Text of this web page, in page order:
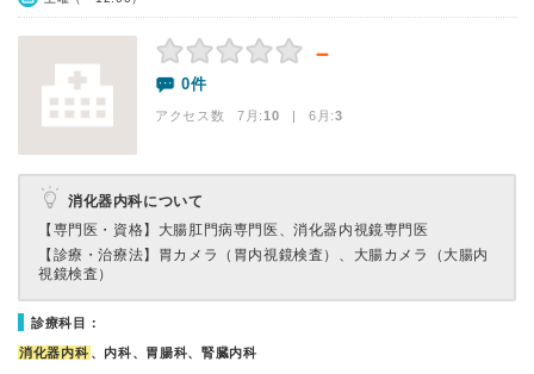
－
0件
アクセス数 7月:10 | 6月:3
消化器内科について
【専門医・資格】 大腸肛門病専門医、消化器内視鏡専門医
【診療・治療法】 胃カメラ（胃内視鏡検査）、大腸カメラ（大腸内
視鏡検査）
診療科目：
消化器内科 、内科、胃腸科、腎臓内科